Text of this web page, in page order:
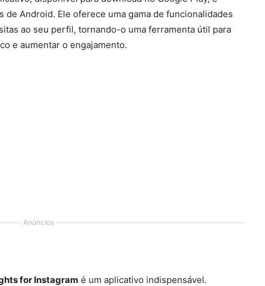
Android. Ele oferece uma gama de funcionalidades
ao seu perfil, tornando-o uma ferramenta útil para
e aumentar o engajamento.
Anúncios
for Instagram é um aplicativo indispensável.